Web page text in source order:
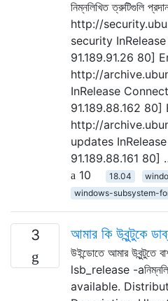
নিম্নলিখিত ত্রুটিগুলি
http://
security
91.189.91.26 80]
http://
InRelease
91.189.88.162 80]
http://
updates
91.189.88.161 80]
10
18.04
windows-subsystem-
3 আমার কি উবুন্টুকে
উইন্ডোতে আমার
lsb_release -
available.